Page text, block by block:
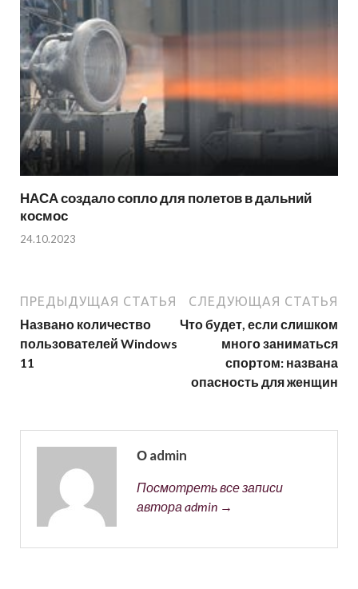
НАСА создало сопло для полетов в дальний
космос
24.10.2023
ПРЕДЫДУЩАЯ СТАТЬЯ
Названо количество
пользователей Windows
11
СЛЕДУЮЩАЯ СТАТЬЯ
Что будет, если слишком
много заниматься
спортом: названа
опасность для женщин
О admin
Посмотреть все записи
автора admin →